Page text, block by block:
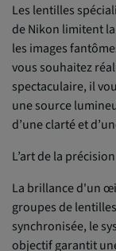
Les lentilles
de Nikon limitent
les images
vous souhaitez
spectaculaire, il
une source
d’une clarté et
L’art de la précision
La brillance d'un
groupes de
synchronisée, le
objectif garantit